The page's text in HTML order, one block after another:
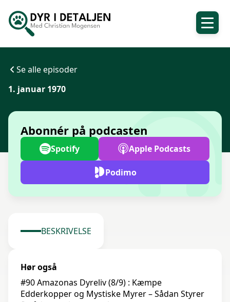
Se alle episoder
1. januar 1970
Abonnér på podcasten
Spotify Apple Podcasts
Podimo
BESKRIVELSE
Hør også
#90 Amazonas Dyreliv (8/9) : Kæmpe
Edderkopper og Mystiske Myrer – Sådan Styrer